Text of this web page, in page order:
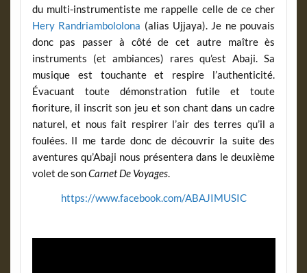
du multi-instrumentiste me rappelle celle de ce cher
Hery Randriambololona (alias Ujjaya). Je ne pouvais
donc pas passer à côté de cet autre maître ès
instruments (et ambiances) rares qu’est Abaji. Sa
musique est touchante et respire l’authenticité.
Évacuant toute démonstration futile et toute
fioriture, il inscrit son jeu et son chant dans un cadre
naturel, et nous fait respirer l’air des terres qu’il a
foulées. Il me tarde donc de découvrir la suite des
aventures qu’Abaji nous présentera dans le deuxième
volet de sonCarnet De Voyages.
https://www.facebook.com/ABAJIMUSIC